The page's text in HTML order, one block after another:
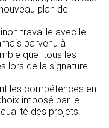
plan de
travaille avec le
parvenu à
que tous les
lors de la signature
les compétences en
imposé par le
des projets.